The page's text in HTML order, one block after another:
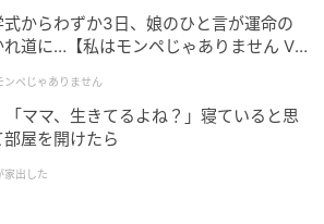
上げるために使う
い方の3つ目は、言葉の価値を上げ
い男性は、「ここぞ」という場面
式からわずか3日、娘のひと言が運命の
れ道に…【私はモンペじゃありません Vo
ンペじゃありません
ママ、生きてるよね？」寝ていると思
部屋を開けたら
家出した